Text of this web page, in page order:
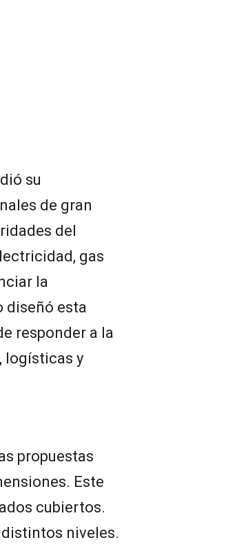
su
de gran
del
gas
la
diseñó esta
responder a la
logísticas y
propuestas
Este
cubiertos.
niveles.